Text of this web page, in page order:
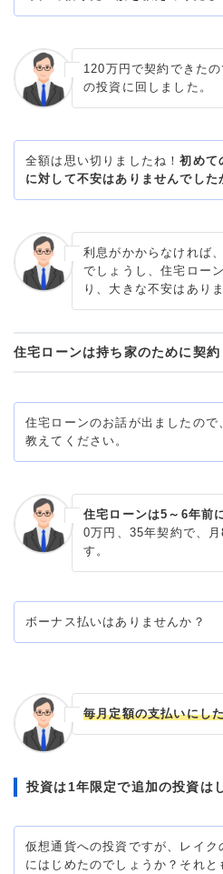
120万円で契約できた
の投資に回しました。
全額は思い切りましたね！初めて
に対して不安はありませんでした
利息がかからなければ
でしょうし、住宅ロー
り、大きな不安はあり
住宅ローンは持ち家のために契約
住宅ローンのお話が出ましたので
教えてください。
住宅ローンは5～6年前
0万円、35年契約で、
す。
ボーナス払いはありませんか？
毎月定額の支払いにし
投資は1年限定で追加の投資は
仮想通貨への投資ですが、レイク
にはじめたのでしょうか？それと